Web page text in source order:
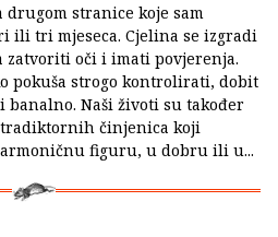
stranice koje sam
ili tri mjeseca. Cjelina se izgradi
zatvoriti oči i imati povjerenja.
pokuša strogo kontrolirati, dobit
banalno. Naši životi su također
činjenica koji
figuru, u dobru ili u...